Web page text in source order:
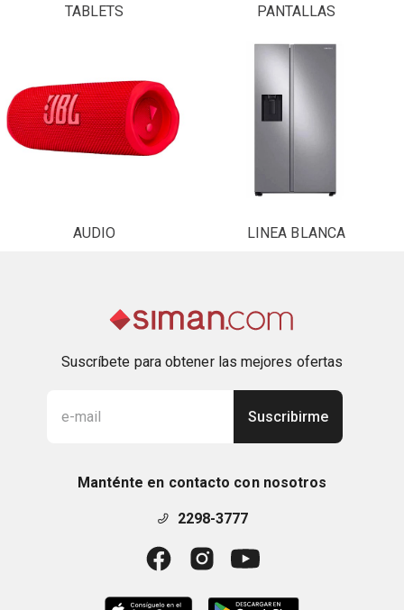
TABLETS PANTALLAS
AUDIO LINEA BLANCA
Suscríbete para obtener las mejores ofertas
Suscribirme
Manténte en contacto con nosotros
2298-3777